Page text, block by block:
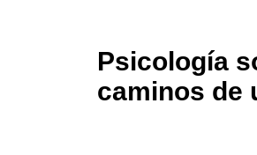
Psicología
caminos de